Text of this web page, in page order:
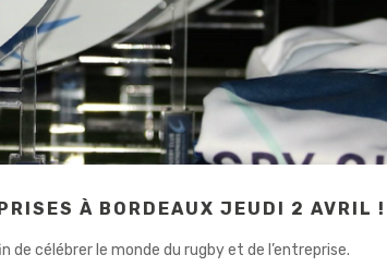
À BORDEAUX JEUDI 2 AVRIL !
de célébrer le monde du rugby et de l’entreprise.